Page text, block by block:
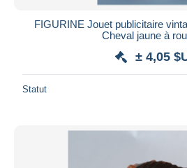
FIGURINE Jouet publicitaire
Cheval jaune à
± 4,05
Statut